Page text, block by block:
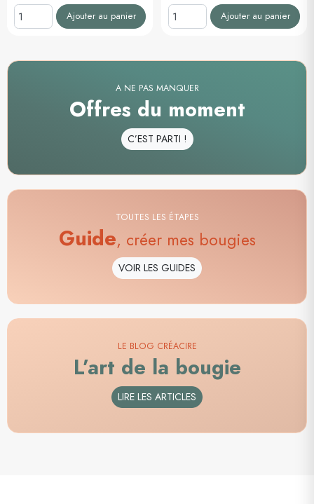
Ajouter au panier Ajouter au panier
A NE PAS MANQUER
Offres du moment
C’EST PARTI !
TOUTES LES ÉTAPES
Guide, créer mes bougies
VOIR LES GUIDES
LE BLOG CRÉACIRE
L’art de la bougie
LIRE LES ARTICLES